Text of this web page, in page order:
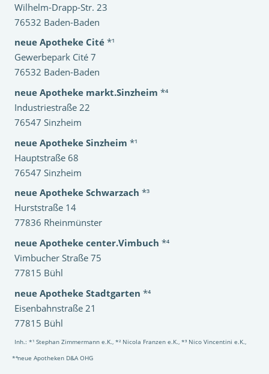
Wilhelm-Drapp-Str. 23
76532 Baden-Baden
neue Apotheke Cité *¹
Gewerbepark Cité 7
76532 Baden-Baden
neue Apotheke markt.Sinzheim *⁴
Industriestraße 22
76547 Sinzheim
neue Apotheke Sinzheim *¹
Hauptstraße 68
76547 Sinzheim
neue Apotheke Schwarzach *³
Hurststraße 14
77836 Rheinmünster
neue Apotheke center.Vimbuch *⁴
Vimbucher Straße 75
77815 Bühl
neue Apotheke Stadtgarten *⁴
Eisenbahnstraße 21
77815 Bühl
Inh.: *¹ Stephan Zimmermann e.K., *² Nicola Franzen e.K., *³ Nico Vincentini e.K.,
*⁴neue Apotheken D&A OHG